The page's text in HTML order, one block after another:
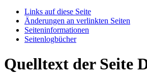
Links auf diese Seite
Änderungen an verlinkten Seiten
Seiten­informationen
Seitenlogbücher
Quelltext der Seite